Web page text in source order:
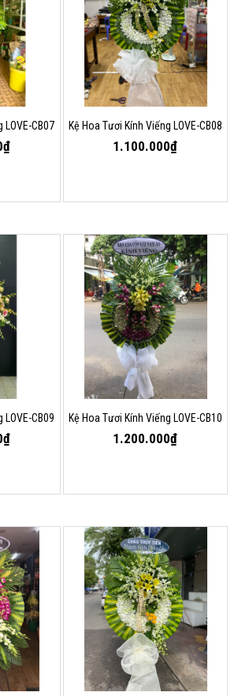
LOVE-CB07 Kệ Hoa Tươi Kính Viếng LOVE-CB08
1.100.000₫
CB09 Kệ Hoa Tươi Kính Viếng LOVE-CB10
1.200.000₫